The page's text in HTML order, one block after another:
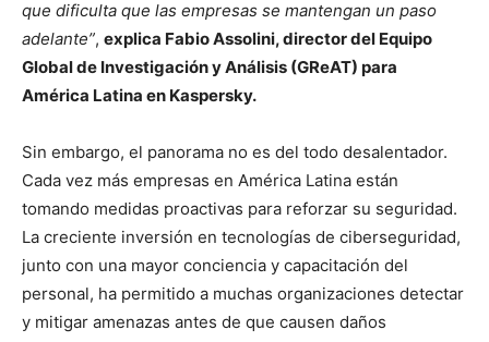
que dificulta que las empresas se mantengan un paso
adelante”, explica Fabio Assolini, director del Equipo
Global de Investigación y Análisis (GReAT) para
América Latina en Kaspersky.
Sin embargo, el panorama no es del todo desalentador.
Cada vez más empresas en América Latina están
tomando medidas proactivas para reforzar su seguridad.
La creciente inversión en tecnologías de ciberseguridad,
junto con una mayor conciencia y capacitación del
personal, ha permitido a muchas organizaciones detectar
y mitigar amenazas antes de que causen daños